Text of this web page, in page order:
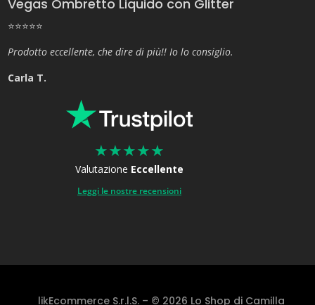
Vegas Ombretto Liquido con Glitter
⭐⭐⭐⭐⭐
Prodotto eccellente, che dire di più!! Io lo consiglio.
Carla T.
★★★★★
Valutazione Eccellente
Leggi le nostre recensioni
likEcommerce S.r.l.S. – © 2026 Lo Shop di Camilla